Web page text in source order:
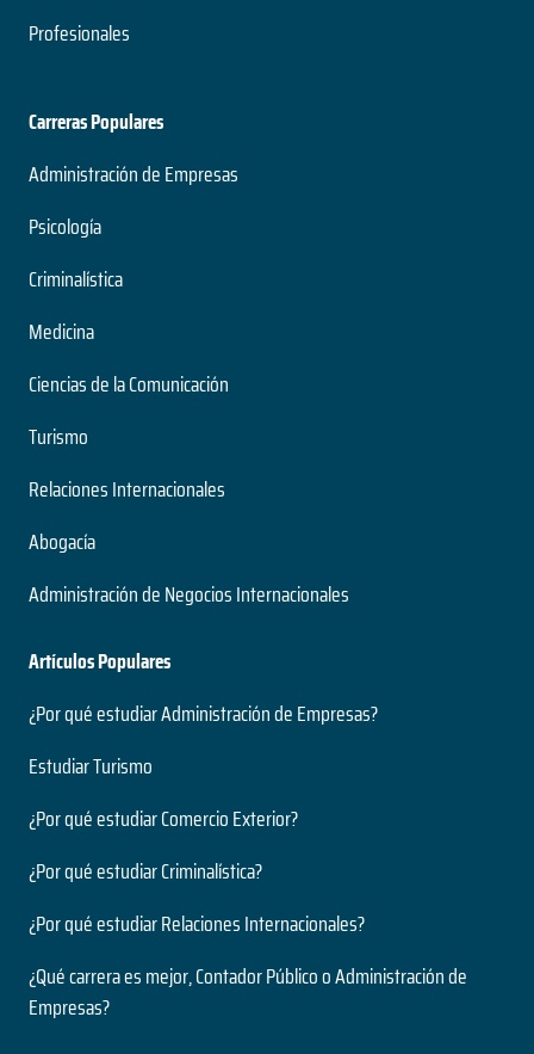
Profesionales
Carreras Populares
Administración de Empresas
Psicología
Criminalística
Medicina
Ciencias de la Comunicación
Turismo
Relaciones Internacionales
Abogacía
Administración de Negocios Internacionales
Artículos Populares
¿Por qué estudiar Administración de Empresas?
Estudiar Turismo
¿Por qué estudiar Comercio Exterior?
¿Por qué estudiar Criminalística?
¿Por qué estudiar Relaciones Internacionales?
¿Qué carrera es mejor, Contador Público o Administración de
Empresas?